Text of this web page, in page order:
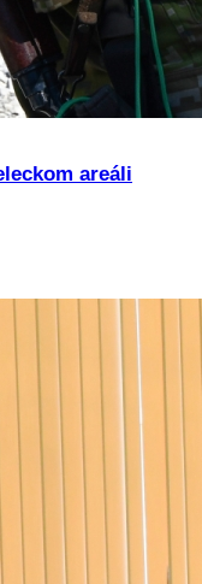
areáli